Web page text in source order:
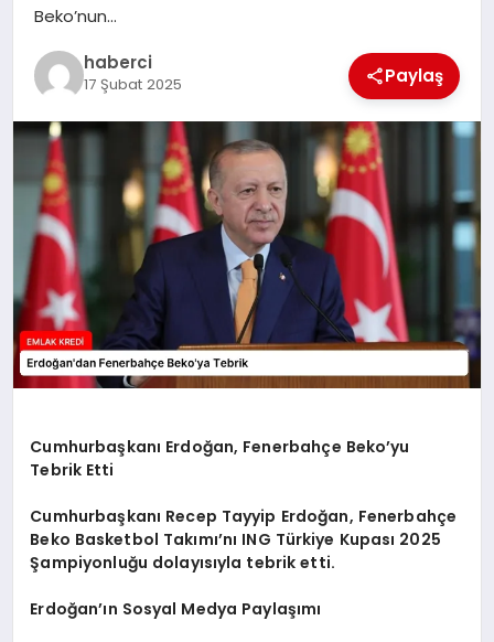
YAŞAM
Beko’nun…
haberci
17 Şubat 2025 Paylaş
Cumhurbaşkanı Erdoğan, Fenerbahçe Beko’yu
Tebrik Etti
Cumhurbaşkanı Recep Tayyip Erdoğan, Fenerbahçe
Beko Basketbol Takımı’nı ING Türkiye Kupası 2025
Şampiyonluğu dolayısıyla tebrik etti.
Erdoğan’ın Sosyal Medya Paylaşımı